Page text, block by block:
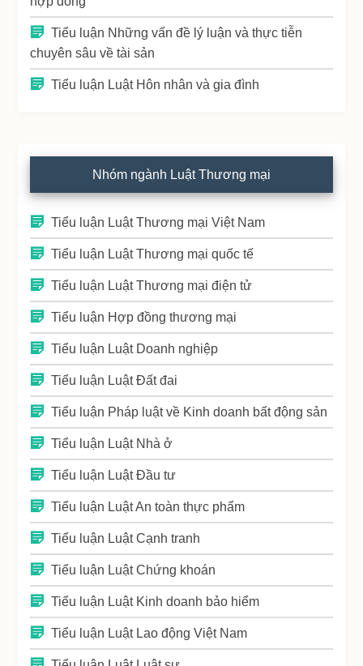
Tiểu luận Những vấn đề lý luận và thực tiễn
chuyên sâu về tài sản
Tiểu luận Luật Hôn nhân và gia đình
Nhóm ngành Luật Thương mại
Tiểu luận Luật Thương mại Việt Nam
Tiểu luận Luật Thương mại quốc tế
Tiểu luận Luật Thương mại điện tử
Tiểu luận Hợp đồng thương mại
Tiểu luận Luật Doanh nghiệp
Tiểu luận Luật Đất đai
Tiểu luận Pháp luật về Kinh doanh bất động sản
Tiểu luận Luật Nhà ở
Tiểu luận Luật Đầu tư
Tiểu luận Luật An toàn thực phẩm
Tiểu luận Luật Cạnh tranh
Tiểu luận Luật Chứng khoán
Tiểu luận Luật Kinh doanh bảo hiểm
Tiểu luận Luật Lao động Việt Nam